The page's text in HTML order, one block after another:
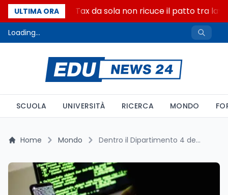
ULTIMA ORA
Perche la Start Tax da sola non ricuce il patto tra
Loading...
SCUOLA UNIVERSITÀ RICERCA MONDO
Home Mondo Dentro il Dipartimento 4 dell'Università Bauman: come Mosca forma gli hacker del GRU